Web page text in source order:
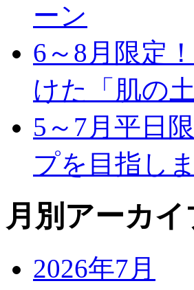
ーン
6～8月限定
けた「肌の
5～7月平日
プを目指し
月別アーカイ
2026年7月